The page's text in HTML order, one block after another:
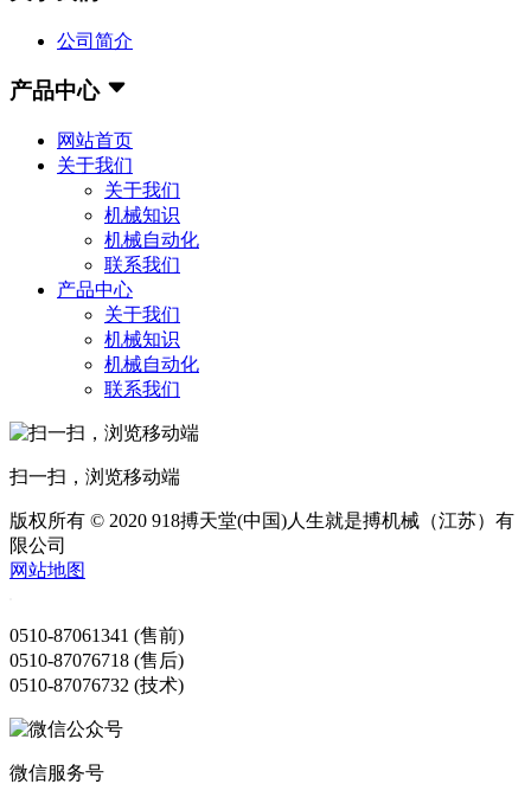
公司简介
产品中心
网站首页
关于我们
关于我们
机械知识
机械自动化
联系我们
产品中心
关于我们
机械知识
机械自动化
联系我们
扫一扫，浏览移动端
版权所有 © 2020 918搏天堂(中国)人生就是搏机械（江苏）有
限公司
网站地图
0510-87061341 (售前)
0510-87076718 (售后)
0510-87076732 (技术)
微信服务号